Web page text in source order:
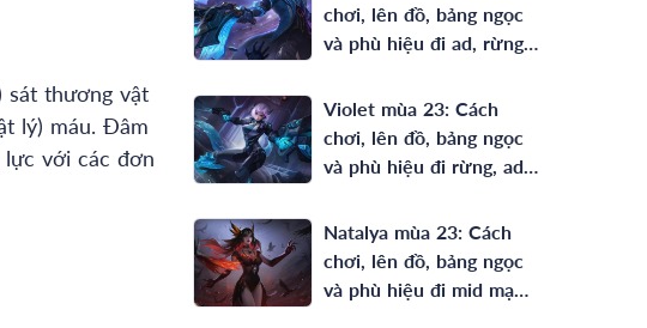
sát thương vật
lý) máu. Đâm
lực với các đơn
chơi, lên đồ, bảng ngọc
và phù hiệu đi ad, rừng
Violet mùa 23: Cách
chơi, lên đồ, bảng ngọc
và phù hiệu đi rừng, ad
Natalya mùa 23: Cách
chơi, lên đồ, bảng ngọc
và phù hiệu đi mid mạnh